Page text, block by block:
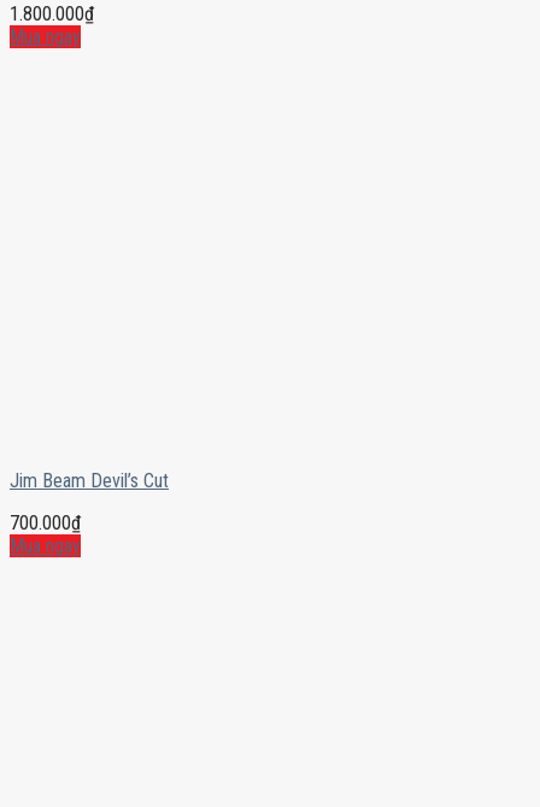
1.800.000₫
Mua ngay
Jim Beam Devil’s Cut
700.000₫
Mua ngay